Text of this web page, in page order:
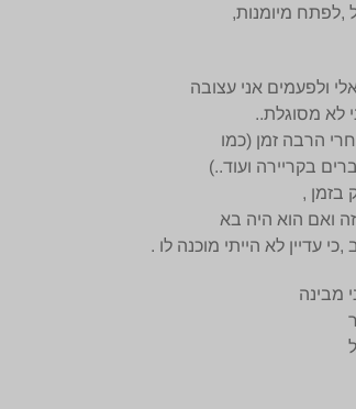
,לפתח מיומנות,
ולפעמים אני עצובה
לא מסוגלת..
הרבה זמן (כמו
בקריירה ועוד..)
בזמן ,
ואם הוא היה בא
עדיין לא הייתי מוכנה לו .
מבינה